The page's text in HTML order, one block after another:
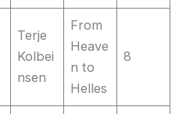
Terje
Kolbei
nsen
From
Heave
n to
Helles
8